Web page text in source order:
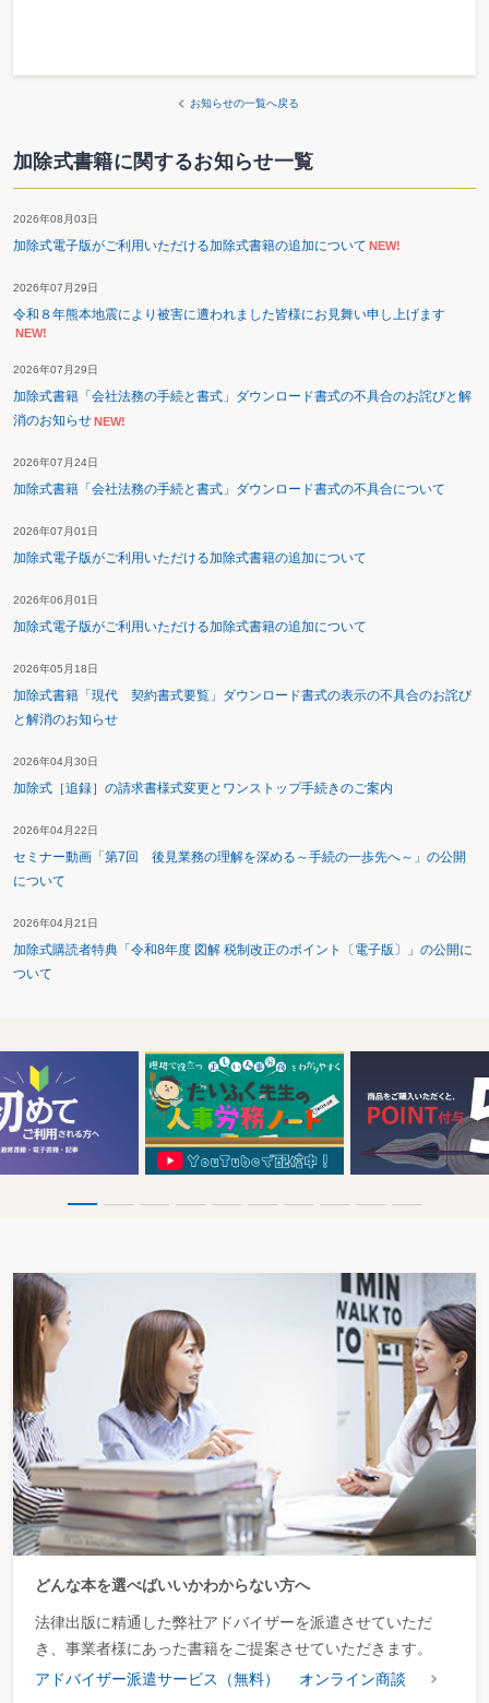
お知らせの一覧へ戻る
加除式書籍に関するお知らせ一覧
2026年08月03日
加除式電子版がご利用いただける加除式書籍の追加について NEW!
2026年07月29日
令和８年熊本地震により被害に遭われました皆様にお見舞い申し上げます
NEW!
2026年07月29日
加除式書籍「会社法務の手続と書式」ダウンロード書式の不具合のお詫びと解
消のお知らせNEW!
2026年07月24日
加除式書籍「会社法務の手続と書式」ダウンロード書式の不具合について
2026年07月01日
加除式電子版がご利用いただける加除式書籍の追加について
2026年06月01日
加除式電子版がご利用いただける加除式書籍の追加について
2026年05月18日
加除式書籍「現代 契約書式要覧」ダウンロード書式の表示の不具合のお詫び
と解消のお知らせ
2026年04月30日
加除式［追録］の請求書様式変更とワンストップ手続きのご案内
2026年04月22日
セミナー動画「第7回 後見業務の理解を深める～手続の一歩先へ～」の公開
について
2026年04月21日
加除式購読者特典「令和8年度 図解 税制改正のポイント〔電子版〕」の公開に
ついて
どんな本を選べばいいかわからない方へ
法律出版に精通した弊社アドバイザーを派遣させていただ
き、事業者様にあった書籍をご提案させていただきます。
アドバイザー派遣サービス（無料）
オンライン商談